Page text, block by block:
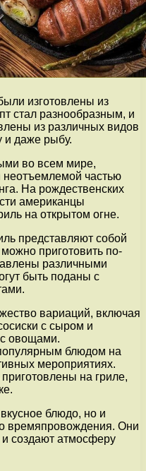
изготовлены из
стал разнообразным, и
из различных видов
и даже рыбу.
во всем мире,
частью
На рождественских
американцы
на открытом огне.
представляют собой
приготовить по-
различными
быть поданы с
вариаций, включая
с сыром и
с овощами.
блюдом на
мероприятиях.
на гриле,
блюдо, но и
времяпровождения. Они
создают атмосферу